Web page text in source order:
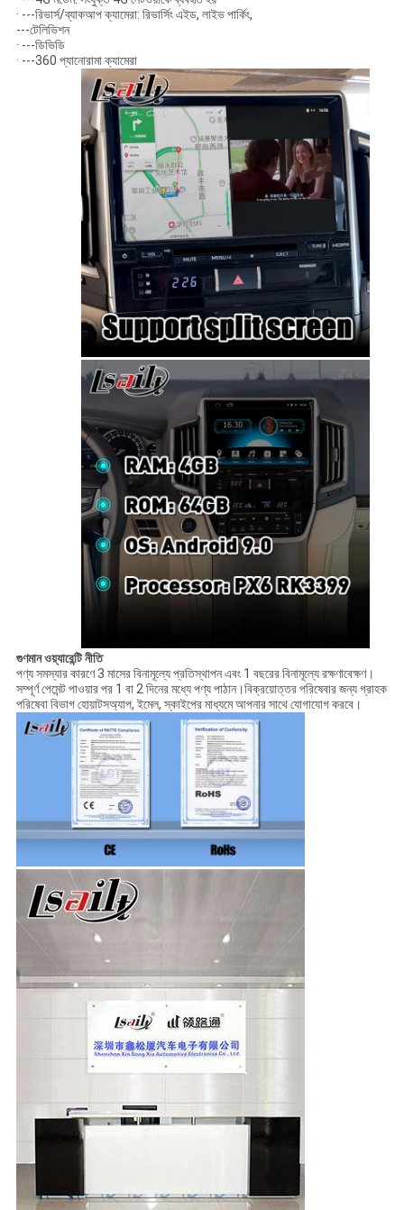
· ---রিভার্স/ব্যাকআপ ক্যামেরা: রিভার্সিং এইড, লাইভ পার্কিং,
---টেলিভিশন
· ---ডিভিডি
· ---360 প্যানোরামা ক্যামেরা
গুণমান ওয়্যারেন্টি নীতি
পণ্য সমস্যার কারণে 3 মাসের বিনামূল্যে প্রতিস্থাপন এবং 1 বছরের বিনামূল্যে রক্ষণাবেক্ষণ।
সম্পূর্ণ পেমেন্ট পাওয়ার পর 1 বা 2 দিনের মধ্যে পণ্য পাঠান।বিক্রয়োত্তর পরিষেবার জন্য গ্রাহক
পরিষেবা বিভাগ হোয়াটসঅ্যাপ, ইমেল, স্কাইপের মাধ্যমে আপনার সাথে যোগাযোগ করবে।